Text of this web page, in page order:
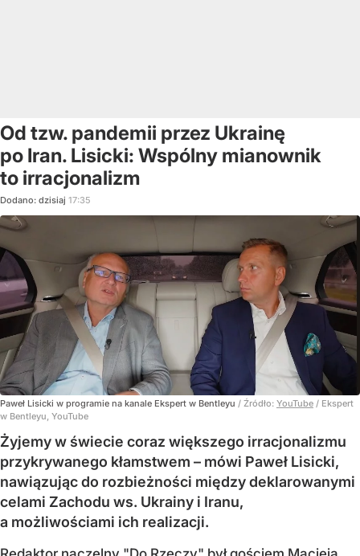
Od tzw. pandemii przez Ukrainę
po Iran. Lisicki: Wspólny mianownik
to irracjonalizm
Dodano: dzisiaj 17:35
Paweł Lisicki w programie na kanale Ekspert w Bentleyu / Źródło: YouTube / Ekspert
w Bentleyu, YouTube
Żyjemy w świecie coraz większego irracjonalizmu
przykrywanego kłamstwem – mówi Paweł Lisicki,
nawiązując do rozbieżności między deklarowanymi
celami Zachodu ws. Ukrainy i Iranu,
a możliwościami ich realizacji.